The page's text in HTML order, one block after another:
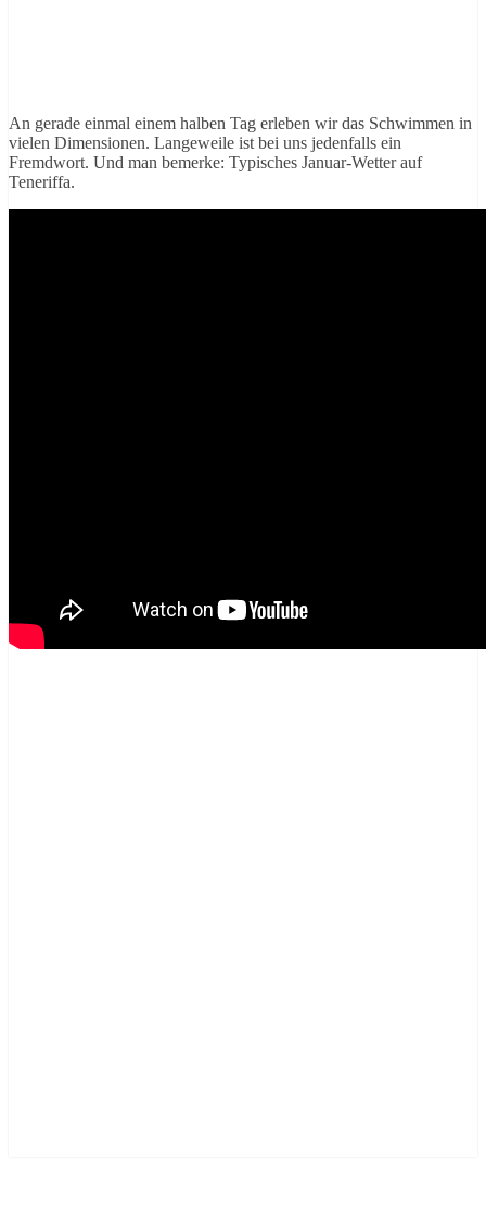
An gerade einmal einem halben Tag erleben wir das Schwimmen in
vielen Dimensionen. Langeweile ist bei uns jedenfalls ein
Fremdwort. Und man bemerke: Typisches Januar-Wetter auf
Teneriffa.